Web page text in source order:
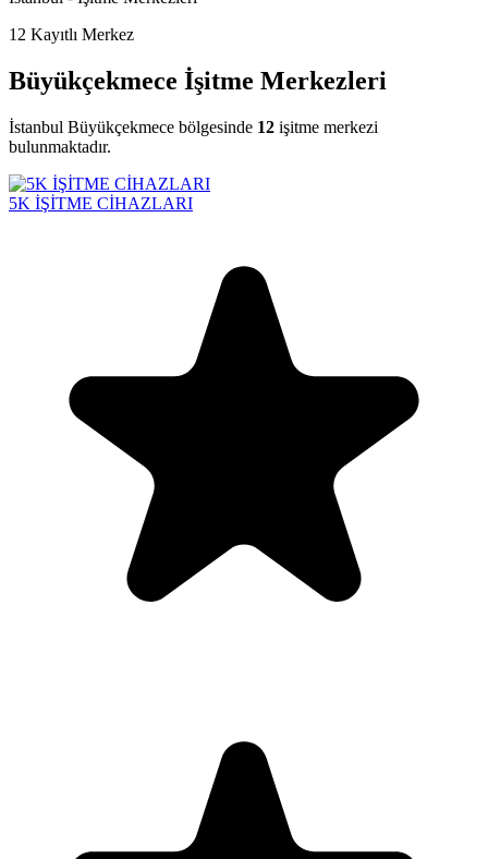
12 Kayıtlı Merkez
Büyükçekmece İşitme Merkezleri
İstanbul Büyükçekmece bölgesinde 12 işitme merkezi
bulunmaktadır.
5K İŞİTME CİHAZLARI